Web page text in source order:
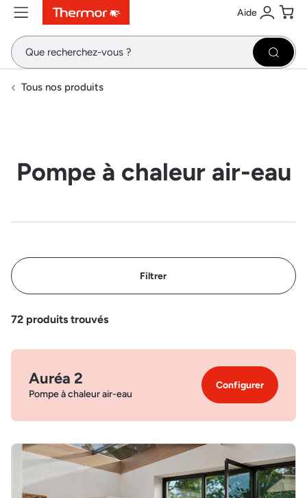
ContenuMenuRecherche Aide
Se
Tous nos produits
Pompe à chaleur air-eau
Filtrer
72 produits trouvés
Auréa 2
Pompe à chaleur air-eau
Configurer